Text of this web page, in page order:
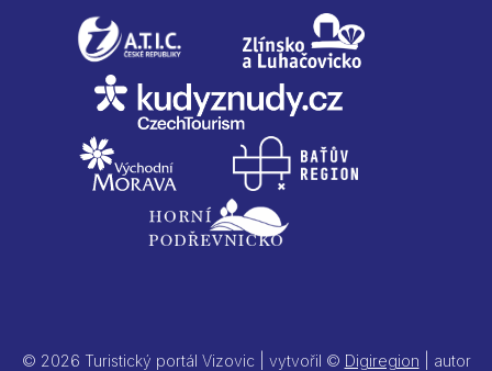
© 2026 Turistický portál Vizovic | vytvořil © Digiregion | autor